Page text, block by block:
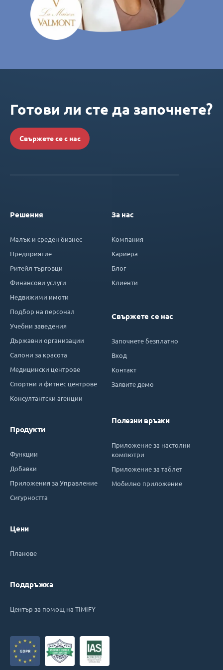
Готови ли сте да започнете?
Свържете се с нас
Решения
Малък и среден бизнес
Предприятие
Ритейл търговци
Финансови услуги
Недвижими имоти
Подбор на персонал
Учебни заведения
Държавни организации
Салони за красота
Медицински центрове
Спортни и фитнес центрове
Консултантски агенции
Продукти
Функции
Добавки
Приложения за Управление
Сигурността
Цени
Планове
Поддръжка
Център за помощ на TIMIFY
За нас
Компания
Кариера
Блог
Клиенти
Свържете се нас
Започнете безплатно
Вход
Контакт
Заявите демо
Полезни връзки
Приложение за настолни
компютри
Приложение за таблет
Мобилно приложение